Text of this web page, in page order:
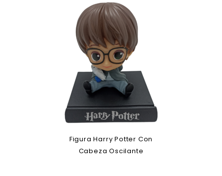
Figura Harry Potter Con
Cabeza Oscilante